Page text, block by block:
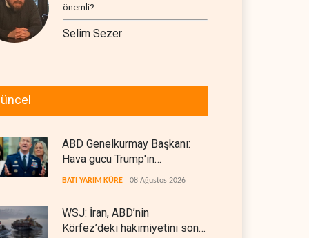
önemli?
Selim Sezer
ABD Genelkurmay Başkanı:
Hava gücü Trump'ın
hedeflerine yetmez
BATI YARIM KÜRE 08 Ağustos 2026
WSJ: İran, ABD’nin
Körfez’deki hakimiyetini sona